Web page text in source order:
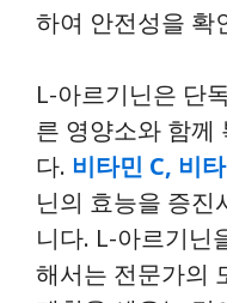
하여 안전성을 확
L-아르기닌은 단
른 영양소와 함께
다. 비타민 C, 비
닌의 효능을 증진
니다. L-아르기닌
해서는 전문가의